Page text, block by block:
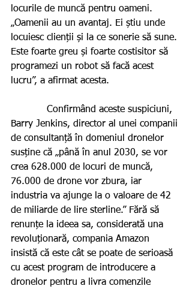
locurile de muncă pentru oameni.
„Oamenii au un avantaj. Ei știu unde
locuiesc clienții și la ce sonerie să sune.
Este foarte greu și foarte costisitor să
programezi un robot să facă acest
lucru”, a afirmat acesta.
Barry Jenkins, director al unei companii
de consultanță în domeniul dronelor
susține că „până în anul 2030, se vor
crea 628.000 de locuri de muncă,
76.000 de drone vor zbura, iar
industria va ajunge la o valoare de 42
de miliarde de lire sterline.” Fără să
renunțe la ideea sa, considerată una
revoluționară, compania Amazon
insistă că este cât se poate de serioasă
cu acest program de introducere a
dronelor pentru a livra comenzile